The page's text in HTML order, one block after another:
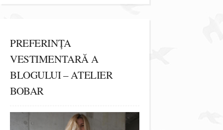
PREFERINȚA
VESTIMENTARĂ A
BLOGULUI – ATELIER
BOBAR